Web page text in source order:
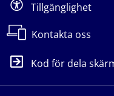
Tillgänglighet
Kontakta oss
Kod för dela